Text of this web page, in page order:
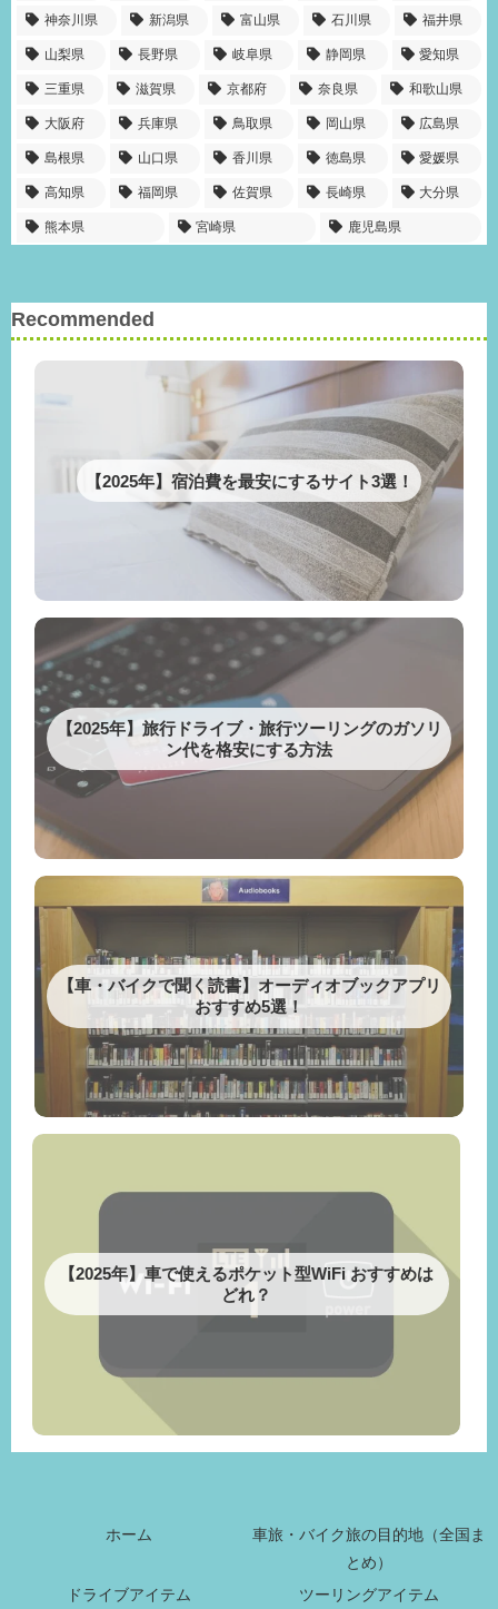
神奈川県 新潟県 富山県 石川県 福井県
山梨県 長野県 岐阜県 静岡県 愛知県
三重県 滋賀県 京都府 奈良県 和歌山県
大阪府 兵庫県 鳥取県 岡山県 広島県
島根県 山口県 香川県 徳島県 愛媛県
高知県 福岡県 佐賀県 長崎県 大分県
熊本県 宮崎県 鹿児島県
Recommended
【2025年】宿泊費を最安にするサイト3選！
【2025年】旅行ドライブ・旅行ツーリングのガソリ
ン代を格安にする方法
【車・バイクで聞く読書】オーディオブックアプリ
おすすめ5選！
【2025年】車で使えるポケット型WiFi おすすめは
どれ？
ホーム
車旅・バイク旅の目的地（全国ま
とめ）
ドライブアイテム
ツーリングアイテム